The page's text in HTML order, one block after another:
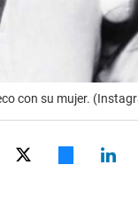
con su mujer.